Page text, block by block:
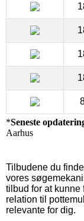
*Seneste
Aarhus
Tilbudene du
vores
tilbud for at
relation til
relevante for dig.